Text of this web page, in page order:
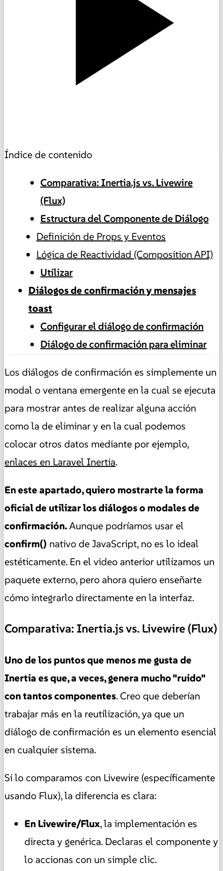
Índice de contenido
Comparativa: Inertia.js vs. Livewire
(Flux)
Estructura del Componente de Diálogo
Definición de Props y Eventos
Lógica de Reactividad (Composition API)
Utilizar
Diálogos de confirmación y mensajes
toast
Configurar el diálogo de confirmación
Diálogo de confirmación para eliminar
Los diálogos de confirmación es simplemente un
modal o ventana emergente en la cual se ejecuta
para mostrar antes de realizar alguna acción
como la de eliminar y en la cual podemos
colocar otros datos mediante por ejemplo,
enlaces en Laravel Inertia.
En este apartado, quiero mostrarte la forma
oficial de utilizar los diálogos o modales de
confirmación.Aunque podríamos usar el
confirm() nativo de JavaScript, no es lo ideal
estéticamente. En el video anterior utilizamos un
paquete externo, pero ahora quiero enseñarte
cómo integrarlo directamente en la interfaz.
Comparativa: Inertia.js vs. Livewire (Flux)
Uno de los puntos que menos me gusta de
Inertia es que, a veces, genera mucho "ruido"
con tantos componentes. Creo que deberían
trabajar más en la reutilización, ya que un
diálogo de confirmación es un elemento esencial
en cualquier sistema.
Si lo comparamos con Livewire (específicamente
usando Flux), la diferencia es clara:
En Livewire/Flux, la implementación es
directa y genérica. Declaras el componente y
lo accionas con un simple clic.